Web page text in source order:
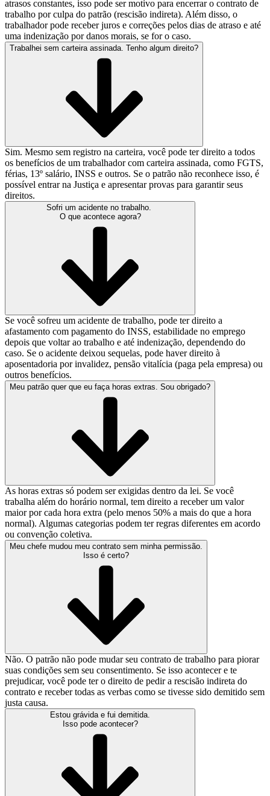
atrasos constantes, isso pode ser motivo para encerrar o contrato de
trabalho por culpa do patrão (rescisão indireta). Além disso, o
trabalhador pode receber juros e correções pelos dias de atraso e até
uma indenização por danos morais, se for o caso.
Trabalhei sem carteira assinada. Tenho algum direito?
Sim. Mesmo sem registro na carteira, você pode ter direito a todos
os benefícios de um trabalhador com carteira assinada, como FGTS,
férias, 13º salário, INSS e outros. Se o patrão não reconhece isso, é
possível entrar na Justiça e apresentar provas para garantir seus
direitos.
Sofri um acidente no trabalho.
O que acontece agora?
Se você sofreu um acidente de trabalho, pode ter direito a
afastamento com pagamento do INSS, estabilidade no emprego
depois que voltar ao trabalho e até indenização, dependendo do
caso. Se o acidente deixou sequelas, pode haver direito à
aposentadoria por invalidez, pensão vitalícia (paga pela empresa) ou
outros benefícios.
Meu patrão quer que eu faça horas extras. Sou obrigado?
As horas extras só podem ser exigidas dentro da lei. Se você
trabalha além do horário normal, tem direito a receber um valor
maior por cada hora extra (pelo menos 50% a mais do que a hora
normal). Algumas categorias podem ter regras diferentes em acordo
ou convenção coletiva.
Meu chefe mudou meu contrato sem minha permissão.
Isso é certo?
Não. O patrão não pode mudar seu contrato de trabalho para piorar
suas condições sem seu consentimento. Se isso acontecer e te
prejudicar, você pode ter o direito de pedir a rescisão indireta do
contrato e receber todas as verbas como se tivesse sido demitido sem
justa causa.
Estou grávida e fui demitida.
Isso pode acontecer?